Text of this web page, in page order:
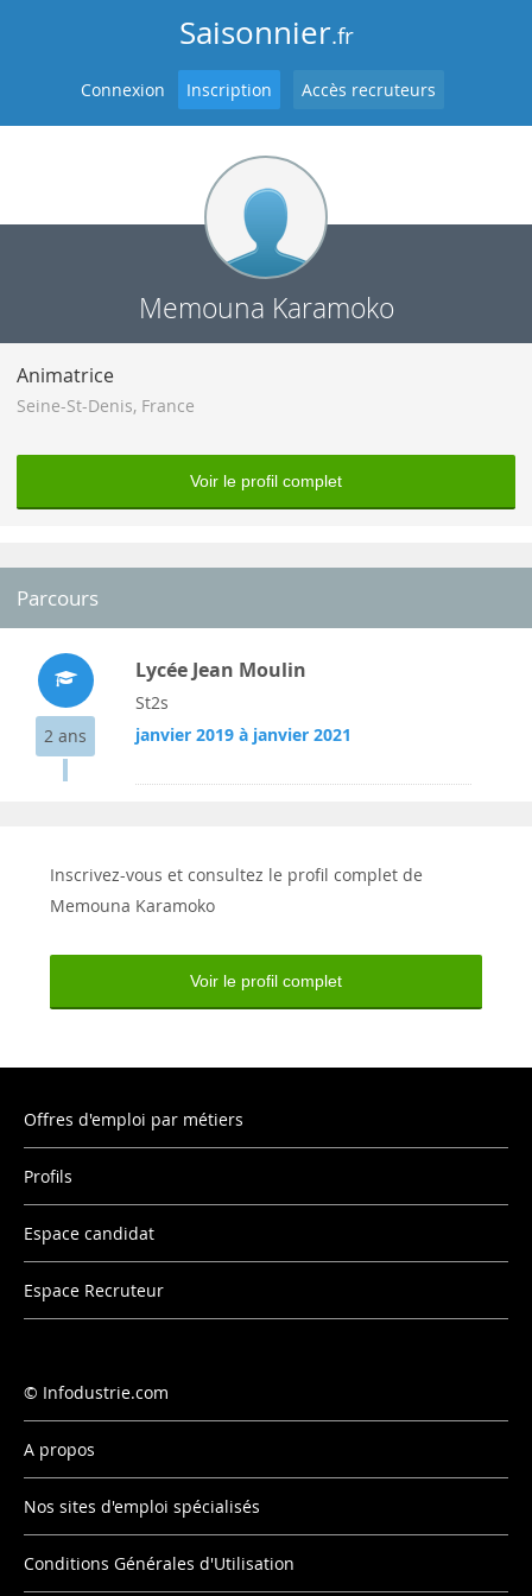
Saisonnier.fr
Connexion Inscription Accès recruteurs
Memouna Karamoko
Animatrice
Seine-St-Denis, France
Voir le profil complet
Parcours
2 ans
Lycée Jean Moulin
St2s
janvier 2019 à janvier 2021
Inscrivez-vous et consultez le profil complet de
Memouna Karamoko
Voir le profil complet
Offres d'emploi par métiers
Profils
Espace candidat
Espace Recruteur
Infodustrie.com
A propos
Nos sites d'emploi spécialisés
Conditions Générales d'Utilisation